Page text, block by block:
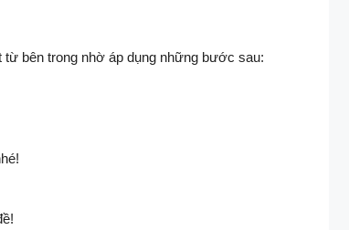
bên trong nhờ áp dụng những bước sau: